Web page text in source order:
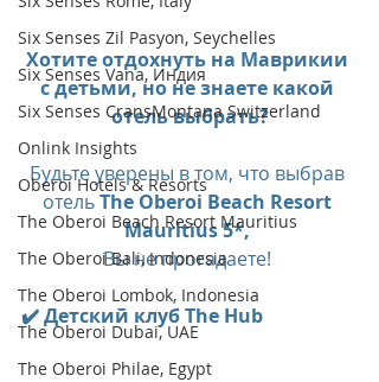
Six Senses Zil Pasyon, Seychelles
Six Senses Vana, Индия
Six Senses CransMontana Switzerland
Onlink Insights
Oberoi Hotels & Resorts
The Oberoi Beach Resort Mauritius
The Oberoi Bali, Indonesia
The Oberoi Lombok, Indonesia
The Oberoi Dubai, UAE
The Oberoi Philae, Egypt
Хотите отдохнуть на Маврикии
с детьми, но не знаете какой
отель выбрать?
Будьте уверены в том, что выбрав
отель The Oberoi Beach Resort
Mauritius 5*,
Вы не прогадаете!
✔️ Детский клуб The Hub